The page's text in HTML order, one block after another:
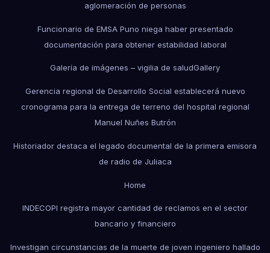
aglomeración de personas
Funcionario de EMSA Puno niega haber presentado
documentación para obtener estabilidad laboral
Galería de imágenes – vigilia de saludGallery
Gerencia regional de Desarrollo Social establecerá nuevo
cronograma para la entrega de terreno del hospital regional
Manuel Nuñes Butrón
Historiador destaca el legado documental de la primera emisora
de radio de Juliaca
Home
INDECOPI registra mayor cantidad de reclamos en el sector
bancario y financiero
Investigan circunstancias de la muerte de joven ingeniero hallado